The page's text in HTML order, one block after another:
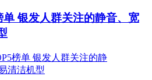
银发人群关注的静音、宽